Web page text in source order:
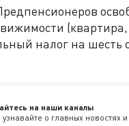
налог на шесть
на наши каналы
о главных новостях